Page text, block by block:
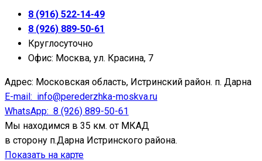
8 (916) 522-14-49
8 (926) 889-50-61
Круглосуточно
Офис: Москва, ул. Красина, 7
Адрес: Московская область, Истринский район. п. Дарна
E-mail: info@perederzhka-moskva.ru
WhatsApp: 8 (926) 889-50-61
Мы находимся в 35 км. от МКАД
в сторону п.Дарна Истринского района.
Показать на карте